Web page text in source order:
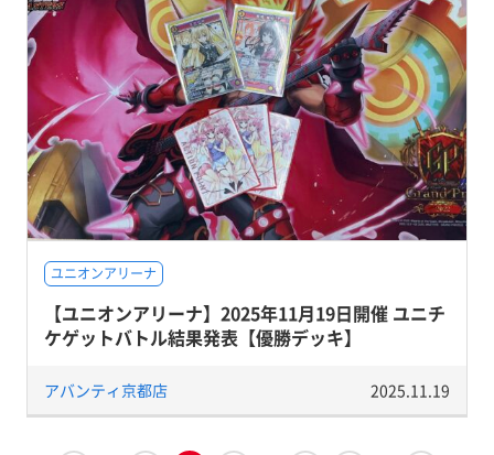
ユニオンアリーナ
【ユニオンアリーナ】2025年11月19日開催 ユニチ
ケゲットバトル結果発表【優勝デッキ】
アバンティ京都店 2025.11.19